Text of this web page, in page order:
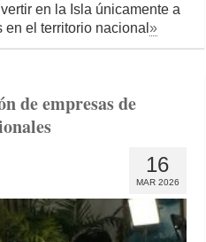
en la Isla únicamente a
en el territorio nacional»
de empresas de
16
MAR 2026